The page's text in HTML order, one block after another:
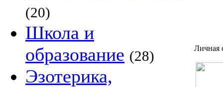
(20)
Школа и
образование (28)
Эзотерика,
Личная